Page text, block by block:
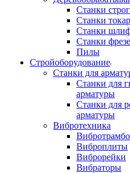
Станки
Станки
Станки
Станки
Пилы
Стройоборудование
Станки для
Станки для
арматуры
Станки для
арматуры
Вибротехника
Виброплиты
Виброрейки
Вибраторы